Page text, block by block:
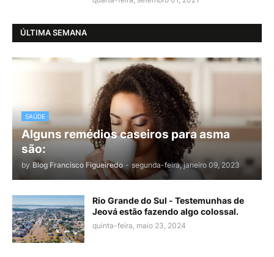
ÚLTIMA SEMANA
SAÚDE
Alguns remédios caseiros para asma
são:
by Blog Francisco Figueiredo - segunda-feira, janeiro 09, 2023
Rio Grande do Sul - Testemunhas de
Jeová estão fazendo algo colossal.
quinta-feira, maio 23, 2024